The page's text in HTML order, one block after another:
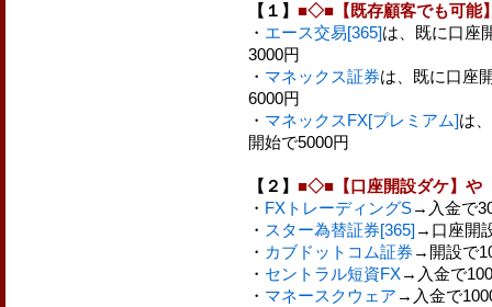
【１】 ■◇■【既存顧客でも可能
・ エース交易[365]は、既に口座
3000円
・ マネックス証券は、既に口座
6000円
・ マネックスFX[プレミアム]は
開始で5000円
【２】 ■◇■【口座開設ダケ】や
・ FXトレーディングS→入金で
・ スター為替証券[365]→口座開
・ カブドットコム証券 →開設で
・ セントラル短資FX→入金で
・ マネースクウェア →入金で